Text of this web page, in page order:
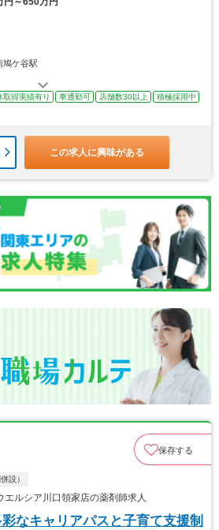
鳩ケ谷駅
取得実績有り 車通勤可 店舗数30以上
積極採用中
この求人に興味がある
保存する
設）
ルシア川口領家店の薬剤師求人
彩なキャリアパスと子育て支援制